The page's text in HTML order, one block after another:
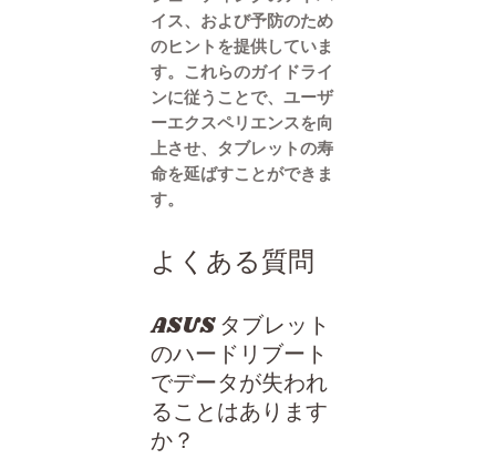
イス、および予防のため
のヒントを提供していま
す。これらのガイドライ
ンに従うことで、ユーザ
ーエクスペリエンスを向
上させ、タブレットの寿
命を延ばすことができま
す。
よくある質問
ASUS タブレット
のハードリブート
でデータが失われ
ることはあります
か？